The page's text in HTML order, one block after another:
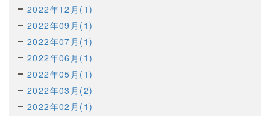
2022年12月(1)
2022年09月(1)
2022年07月(1)
2022年06月(1)
2022年05月(1)
2022年03月(2)
2022年02月(1)